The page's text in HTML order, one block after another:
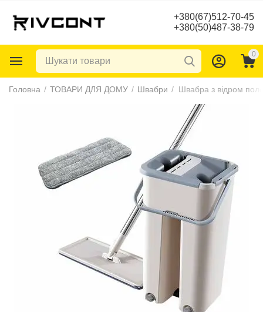
+380(67)512-70-45
+380(50)487-38-79
0
Головна / ТОВАРИ ДЛЯ ДОМУ / Швабри /